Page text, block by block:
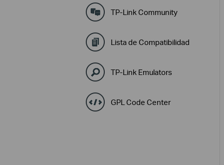
TP-Link Community
Lista de Compatibilidad
TP-Link Emulators
GPL Code Center